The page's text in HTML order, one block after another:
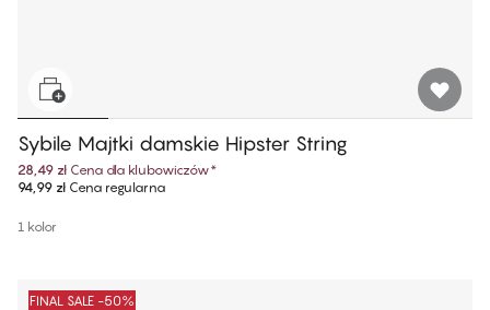
Sybile Majtki damskie Hipster String
28,49 zł Cena dla klubowiczów*
94,99 złCena regularna
1 kolor
FINAL SALE -50%